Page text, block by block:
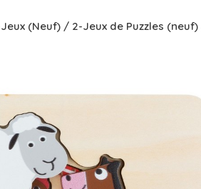
(Neuf) / 2-Jeux de Puzzles (neuf)